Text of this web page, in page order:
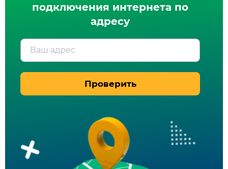
подключения интернета по
адресу
Ваш адрес
Проверить